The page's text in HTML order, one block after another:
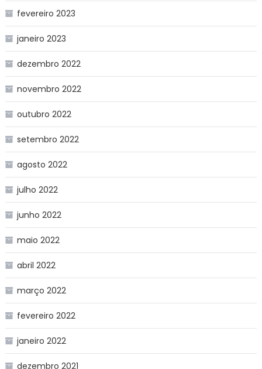
fevereiro 2023
janeiro 2023
dezembro 2022
novembro 2022
outubro 2022
setembro 2022
agosto 2022
julho 2022
junho 2022
maio 2022
abril 2022
março 2022
fevereiro 2022
janeiro 2022
dezembro 2021